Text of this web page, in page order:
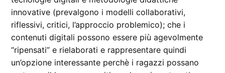
innovative (prevalgono i modelli collaborativi,
riflessivi, critici, l’approccio problemico); che i
contenuti digitali possono essere più agevolmente
“ripensati” e rielaborati e rappresentare quindi
un’opzione interessante perchè i ragazzi possano